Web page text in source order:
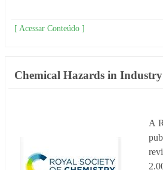
[ Acessar Conteúdo ]
Chemical Hazards in
A